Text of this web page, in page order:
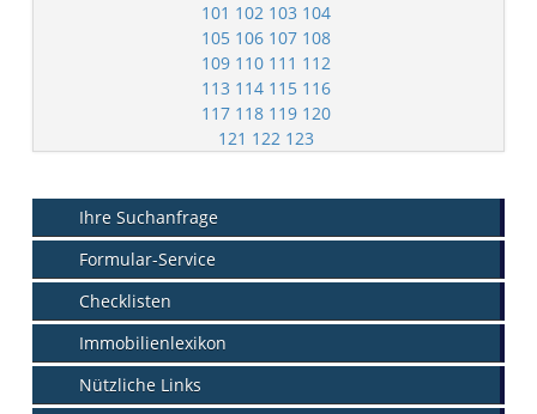
101 102 103 104
105 106 107 108
109 110 111 112
113 114 115 116
117 118 119 120
121 122 123
Ihre Suchanfrage
Formular-Service
Checklisten
Immobilienlexikon
Nützliche Links